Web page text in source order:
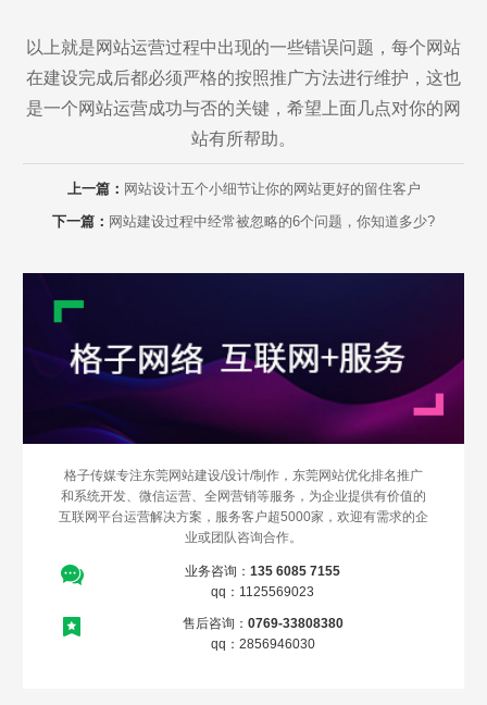
以上就是网站运营过程中出现的一些错误问题，每个网站
在建设完成后都必须严格的按照推广方法进行维护，这也
是一个网站运营成功与否的关键，希望上面几点对你的网
站有所帮助。
上一篇： 网站设计五个小细节让你的网站更好的留住客户
下一篇： 网站建设过程中经常被忽略的6个问题，你知道多少?
格子传媒专注东莞网站建设/设计/制作，东莞网站优化排名推广
和系统开发、微信运营、全网营销等服务，为企业提供有价值的
互联网平台运营解决方案，服务客户超5000家，欢迎有需求的企
业或团队咨询合作。
业务咨询： 135 6085 7155
qq：1125569023
售后咨询： 0769-33808380
qq：2856946030